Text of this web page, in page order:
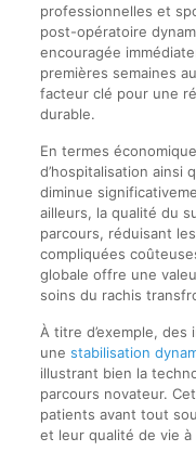
professionnelles et
post-opératoire
encouragée
premières semaines
facteur clé pour une
durable.
En termes
d’hospitalisation ainsi
diminue
ailleurs, la qualité du
parcours, réduisant
compliquées
globale offre une
soins du rachis
À titre d’exemple, des
une stabilisation
illustrant bien la
parcours novateur.
patients avant tout
et leur qualité de vie à